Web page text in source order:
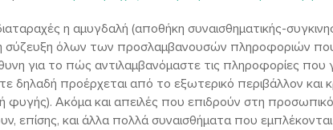
η αμυγδαλή (αποθήκη συναισθηματικής-
η σύζευξη όλων των προσλαμβανουσών πληροφοριών
για το πώς αντιλαμβανόμαστε τις πληροφορίες που
δηλαδή προέρχεται από το εξωτερικό περιβάλλον και
φυγής). Ακόμα και απειλές που επιδρούν στη
επίσης, και άλλα πολλά συναισθήματα που